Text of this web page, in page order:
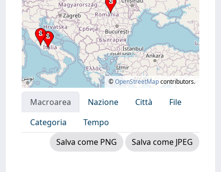
©OpenStreetMapcontributors.
Macroarea Nazione Città
File
Categoria
Tempo
Salva come PNG
Salva come JPEG